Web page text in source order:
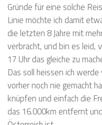
Gründe für eine solche
Linie möchte ich damit
die letzten 8 Jahre mit
verbracht, und bin es leid,
17 Uhr das gleiche zu
Das soll heissen ich
vorher noch nie gemacht
knüpfen und einfach die
das 16.000km entfernt